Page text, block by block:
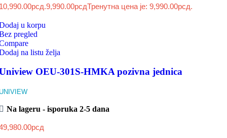
9,990.00рсдТренутна цена је: 9,990.00рсд.
u korpu
pregled
na listu želja
OEU-301S-HMKA pozivna jednica
Na lageru - isporuka 2-5 dana
рсд